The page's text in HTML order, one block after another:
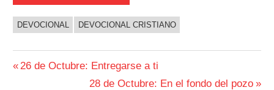
DEVOCIONAL DEVOCIONAL CRISTIANO
Navegación
Entrada
26 de Octubre: Entregarse a ti
Siguiente
28 de Octubre: En el fondo del pozo